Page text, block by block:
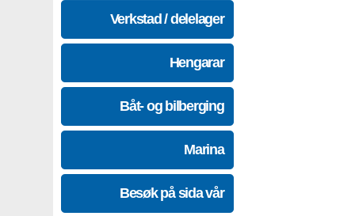
Verkstad / delelager
Hengarar
Båt- og bilberging
Marina
Besøk på sida vår